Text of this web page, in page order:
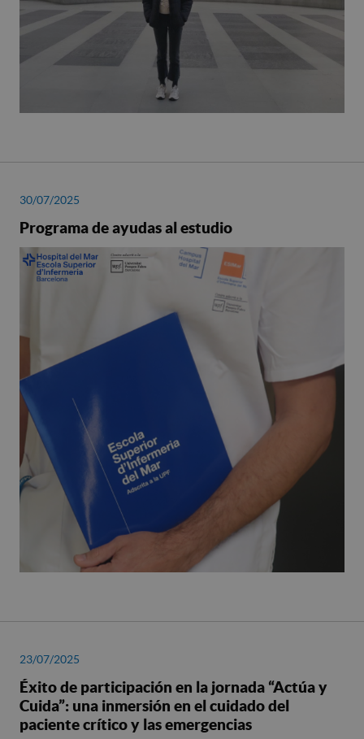
30/07/2025
Programa de ayudas al estudio
23/07/2025
Éxito de participación en la jornada “Actúa y
Cuida”: una inmersión en el cuidado del
paciente crítico y las emergencias